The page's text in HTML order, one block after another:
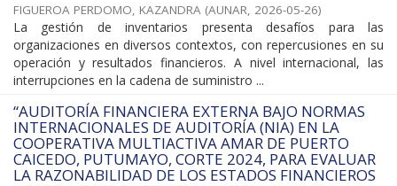
FIGUEROA PERDOMO, KAZANDRA (AUNAR, 2026-05-26)
La gestión de inventarios presenta desafíos para las
organizaciones en diversos contextos, con repercusiones en su
operación y resultados financieros. A nivel internacional, las
interrupciones en la cadena de suministro ...
“AUDITORÍA FINANCIERA EXTERNA BAJO NORMAS
INTERNACIONALES DE AUDITORÍA (NIA) EN LA
COOPERATIVA MULTIACTIVA AMAR DE PUERTO
CAICEDO, PUTUMAYO, CORTE 2024, PARA EVALUAR
LA RAZONABILIDAD DE LOS ESTADOS FINANCIEROS